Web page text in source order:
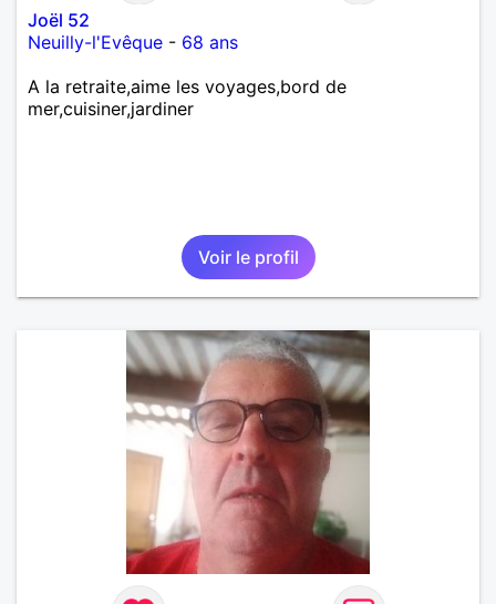
Joël 52
Neuilly-l'Evêque - 68 ans
A la retraite,aime les voyages,bord de
mer,cuisiner,jardiner
Voir le profil